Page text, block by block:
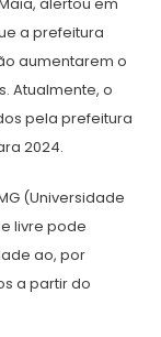
a prefeitura
aumentarem o
Atualmente, o
pela prefeitura
2024.
(Universidade
livre pode
ao, por
a partir do